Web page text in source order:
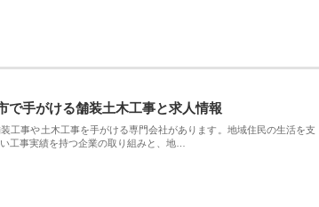
で手がける舗装土木工事と求人情報
工事や土木工事を手がける専門会社があります。地域住民の生活を支
工事実績を持つ企業の取り組みと、地…